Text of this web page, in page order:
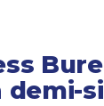
demi-